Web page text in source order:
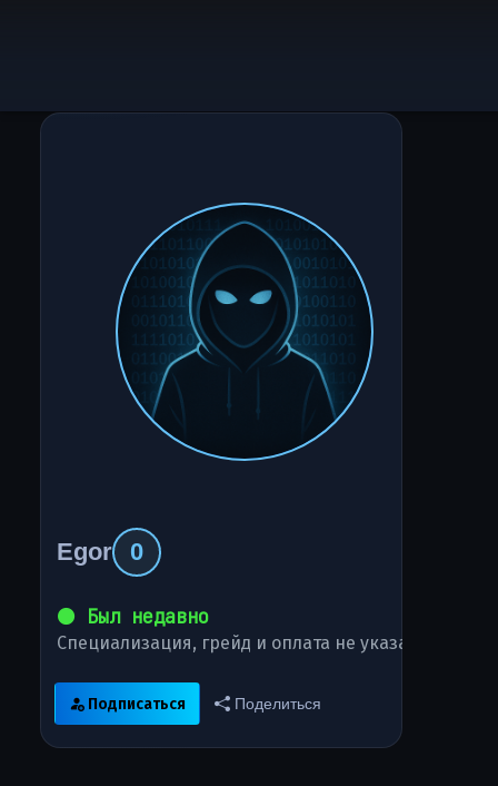
Egor 0
⚫ Был недавно
Специализация, грейд и оплата не указаны
Подписаться Поделиться